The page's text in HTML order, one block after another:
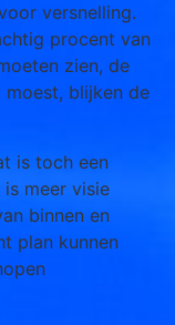
versnelling.
procent van
zien, de
moest, blijken de
is toch een
is meer visie
binnen en
plan kunnen